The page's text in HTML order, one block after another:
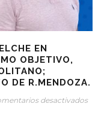
EN
OBJETIVO,
DE R.MENDOZA.
desactivados